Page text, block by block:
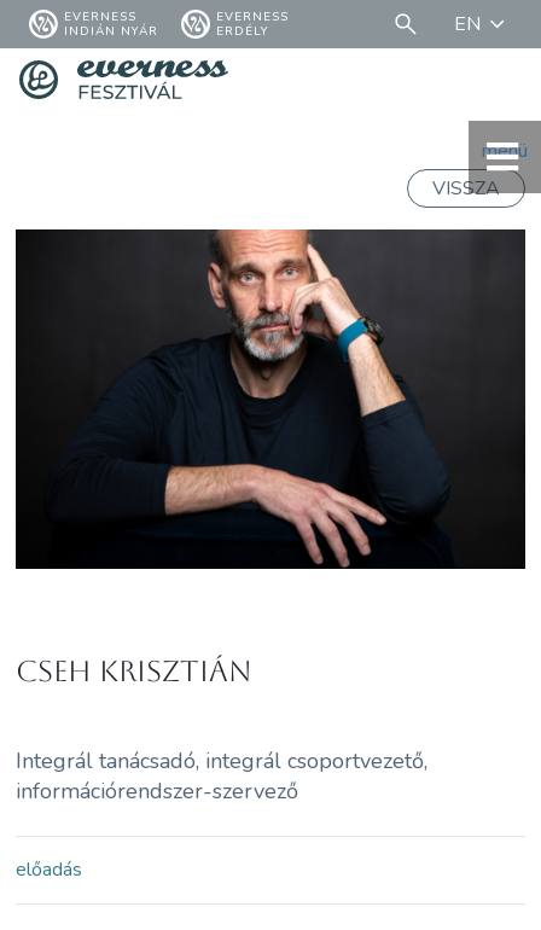
EVERNESS
INDIÁN NYÁR
EVERNESS
ERDÉLY
EN
menü
VISSZA
Cseh Krisztián
Integrál tanácsadó, integrál csoportvezető,
információrendszer-szervező
előadás